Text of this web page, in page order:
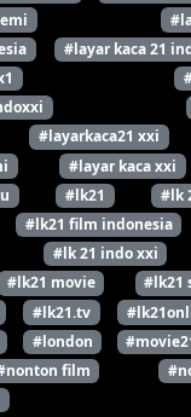
#layar kaca 21
#layarkaca21 xxi
#layar kaca xxi
#lk21 #lk
#lk21 film indonesia
#lk 21 indo xxi
#lk21 movie #lk21
#lk21.tv
#london
film